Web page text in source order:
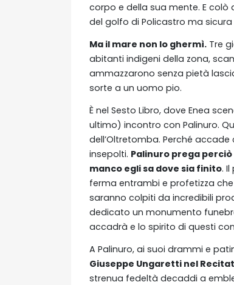
corpo e della sua mente. E
del golfo di Policastro ma
Ma il mare non lo ghermì. Tre
abitanti indigeni della zona,
ammazzarono senza pietà
sorte a un uomo pio.
È nel Sesto Libro, dove Enea
ultimo) incontro con Palinuro.
dell’Oltretomba. Perché accade
insepolti. Palinuro prega perciò
manco egli sa dove sia finito.
ferma entrambi e profetizza
saranno colpiti da incredibili
dedicato un monumento
accadrà e lo spirito di questi
A Palinuro, ai suoi drammi e
Giuseppe Ungaretti nel
strenua fedeltà decaddi a